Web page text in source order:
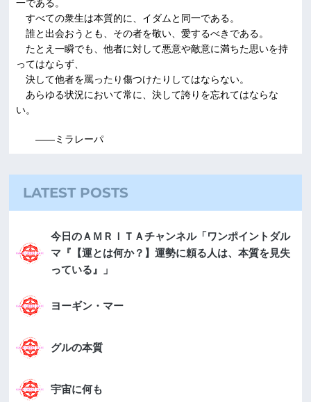
一である。
すべての衆生は本質的に、イダムと同一である。
誰と出会おうとも、その者を敬い、愛するべきである。
たとえ一瞬でも、他者に対して悪意や敵意に満ちた思いを持
ってはならず、
決して他者を罵ったり傷つけたりしてはならない。
あらゆる状況において常に、決して誇りを忘れてはならな
い。
――ミラレーパ
LATEST POSTS
今日のＡＭＲＩＴＡチャンネル「ワンポイントダル
マ『【運とは何か？】運勢に頼る人は、本質を見失
っている』」
ヨーギン・マー
グルの本質
宇宙に何も